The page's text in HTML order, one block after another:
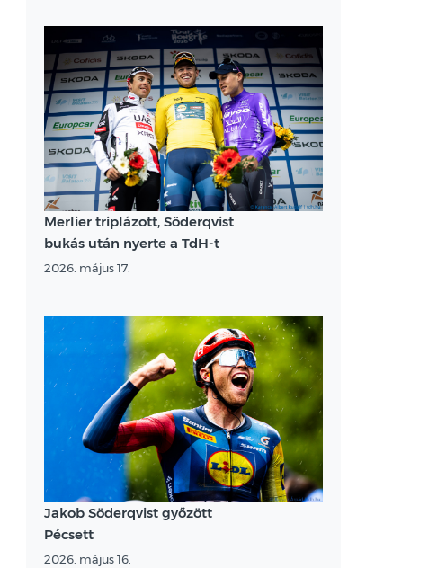
Merlier triplázott, Söderqvist
bukás után nyerte a TdH-t
2026. május 17.
Jakob Söderqvist győzött
Pécsett
2026. május 16.